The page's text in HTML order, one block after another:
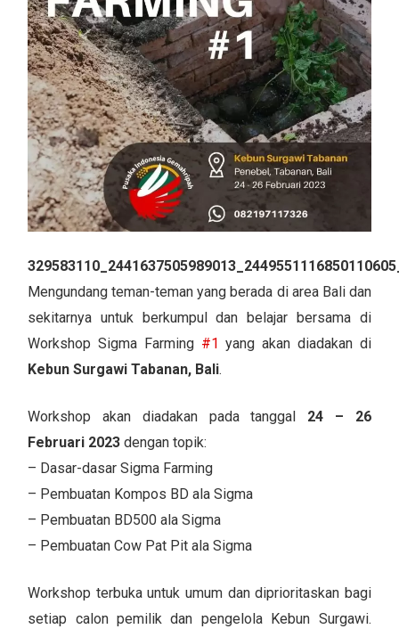
Mengundang teman-teman yang berada di area Bali dan
sekitarnya untuk berkumpul dan belajar bersama di
Workshop Sigma Farming #1 yang akan diadakan di
Kebun Surgawi Tabanan, Bali.
Workshop akan diadakan pada tanggal 24 – 26
Februari 2023 dengan topik:
– Dasar-dasar Sigma Farming
– Pembuatan Kompos BD ala Sigma
– Pembuatan BD500 ala Sigma
– Pembuatan Cow Pat Pit ala Sigma
Workshop terbuka untuk umum dan diprioritaskan bagi
setiap calon pemilik dan pengelola Kebun Surgawi.